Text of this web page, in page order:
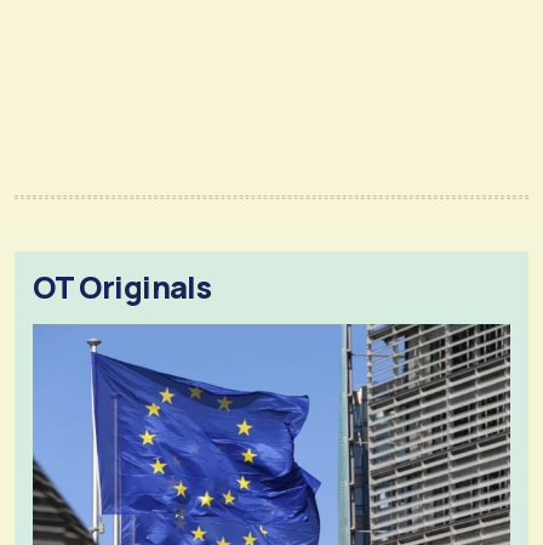
OT Originals